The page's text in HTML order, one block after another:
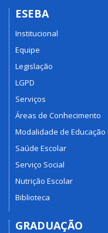
ESEBA
Institucional
Equipe
Legislação
LGPD
Serviços
Áreas de Conhecimento
Modalidade de Educação
Saúde Escolar
Serviço Social
Nutrição Escolar
Biblioteca
GRADUAÇÃO